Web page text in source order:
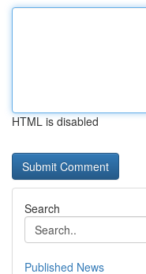
HTML is disabled
Search
Published News